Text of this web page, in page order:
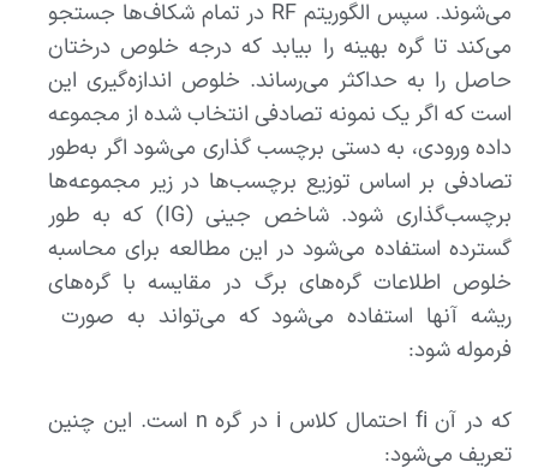
می‌شوند. سپس الگوریتم RF در تمام شکاف‌ها جستجو
می‌کند تا گره بهینه را بیابد که درجه خلوص درختان
حاصل را به حداکثر می‌رساند. خلوص اندازه‌گیری این
است که اگر یک نمونه تصادفی انتخاب شده از مجموعه
داده ورودی، به دستی برچسب گذاری می‌شود اگر به‌طور
تصادفی بر اساس توزیع برچسب‌ها در زیر مجموعه‌ها
برچسب‌گذاری شود. شاخص جینی (IG) که به طور
گسترده استفاده می‌شود در این مطالعه برای محاسبه
خلوص اطلاعات گره‌های برگ در مقایسه با گره‌های
ریشه آنها استفاده می‌شود که می‌تواند به صورت
فرموله شود:
که در آن fi احتمال کلاس i در گره n است. این چنین
تعریف می‌شود: